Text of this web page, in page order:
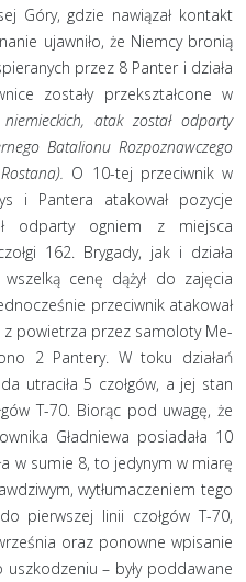
Góry, gdzie nawiązał kontakt
ujawniło, że Niemcy bronią
przez 8 Panter i działa
zostały przekształcone w
niemieckich, atak został odparty
Batalionu Rozpoznawczego
O 10-tej przeciwnik w
i Pantera atakował pozycje
odparty ogniem z miejsca
162. Brygady, jak i działa
cenę dążył do zajęcia
przeciwnik atakował
z powietrza przez samoloty Me-
2 Pantery. W toku działań
utraciła 5 czołgów, a jej stan
T-70. Biorąc pod uwagę, że
Gładniewa posiadała 10
w sumie 8, to jedynym w miarę
wytłumaczeniem tego
pierwszej linii czołgów T-70,
oraz ponowne wpisanie
– były poddawane